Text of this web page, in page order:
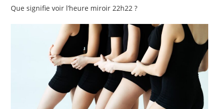
Que signifie voir l’heure miroir 22h22 ?